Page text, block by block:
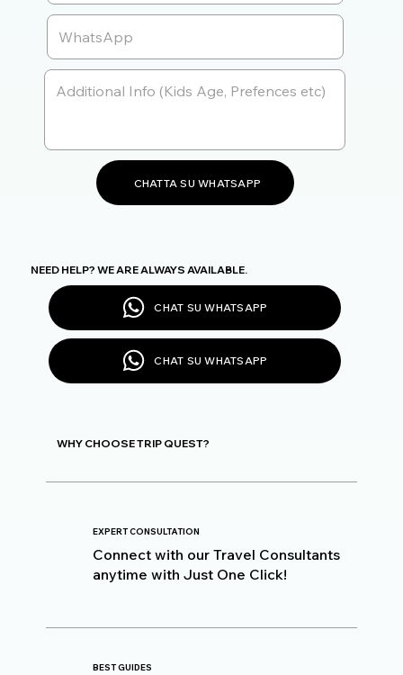
CHATTA SU WHATSAPP
NEED HELP? WE ARE ALWAYS AVAILABLE.
CHAT SU WHATSAPP
CHAT SU WHATSAPP
WHY CHOOSE TRIP QUEST?
EXPERT CONSULTATION
Connect with our Travel Consultants
anytime with Just One Click!
BEST GUIDES